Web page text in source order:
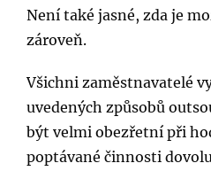
Není také jasné, zda je
zároveň.
Všichni zaměstnavatelé
uvedených způsobů
být velmi obezřetní při
poptávané činnosti